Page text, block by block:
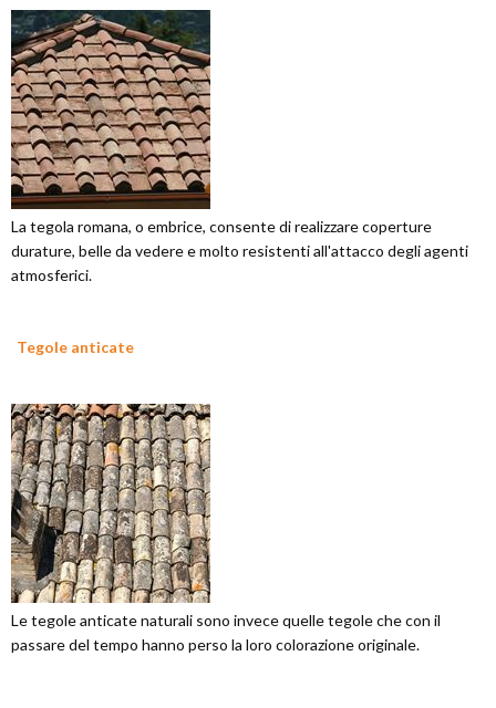
La tegola romana, o embrice, consente di realizzare coperture
durature, belle da vedere e molto resistenti all'attacco degli agenti
atmosferici.
Tegole anticate
Le tegole anticate naturali sono invece quelle tegole che con il
passare del tempo hanno perso la loro colorazione originale.